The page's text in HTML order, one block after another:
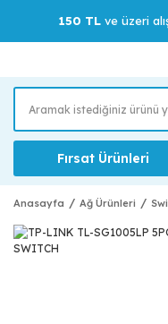
150 TLve üzeri
Fırsat Ürünleri
Anasayfa Ağ Ürünleri